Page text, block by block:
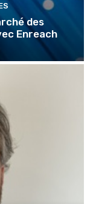
des
Enreach